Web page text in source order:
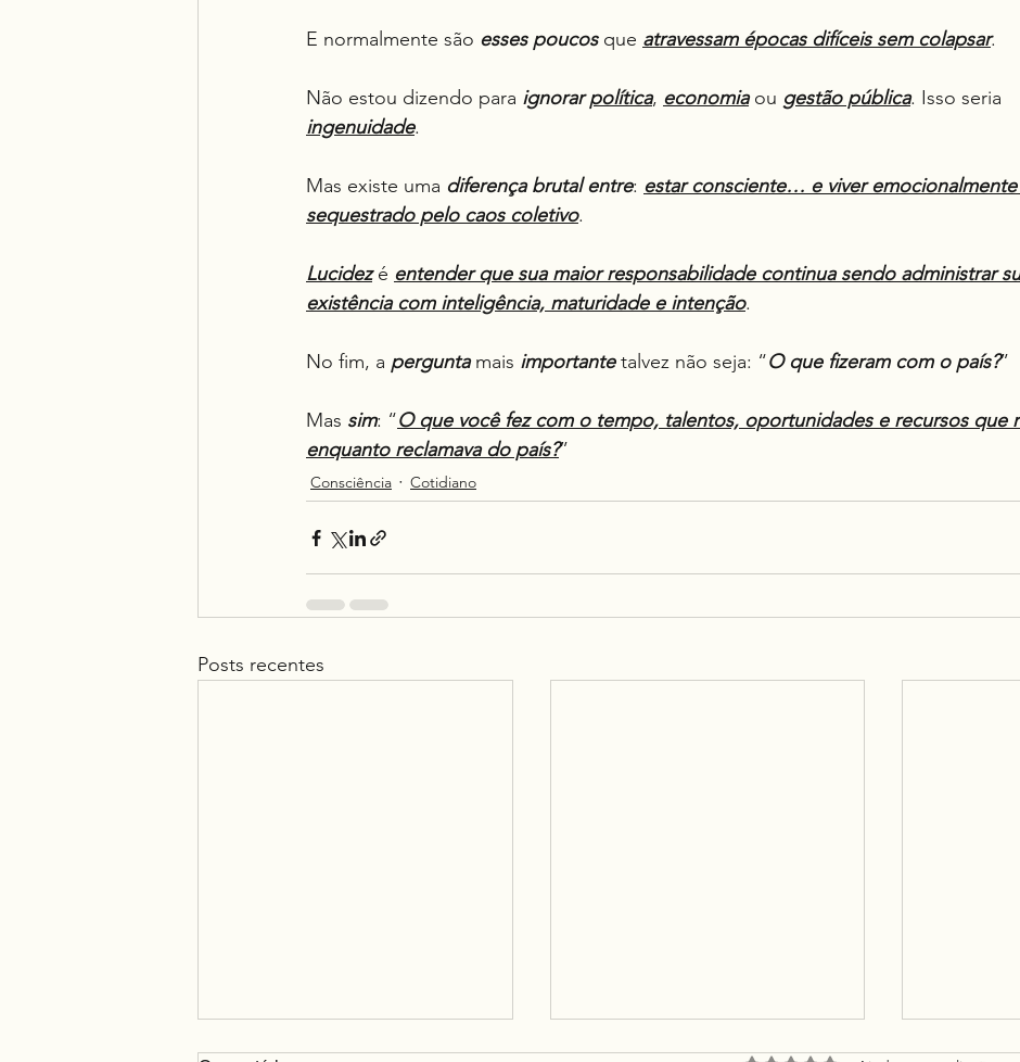
E normalmente são esses poucos que atravessam épocas difíceis sem colapsar.
Não estou dizendo para ignorar política, economia ou gestão pública. Isso seria
ingenuidade.
Mas existe uma diferença brutal entre: estar consciente… e viver emocionalmente
sequestrado pelo caos coletivo.
Lucidez é entender que sua maior responsabilidade continua sendo administrar
existência com inteligência, maturidade e intenção.
No fim, a pergunta mais importante talvez não seja: “O que fizeram com o país?”
Mas sim: “O que você fez com o tempo, talentos, oportunidades e recursos que
enquanto reclamava do país?”
Consciência Cotidiano
Posts recentes